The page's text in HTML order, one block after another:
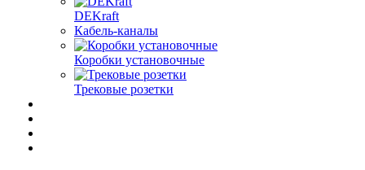
DEKraft
Кабель-каналы
Коробки установочные
Трековые розетки